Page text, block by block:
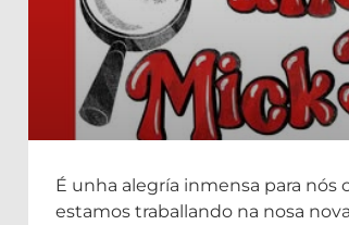
“O meu pai naceu o
É unha alegría inmensa para
estamos traballando na nosa